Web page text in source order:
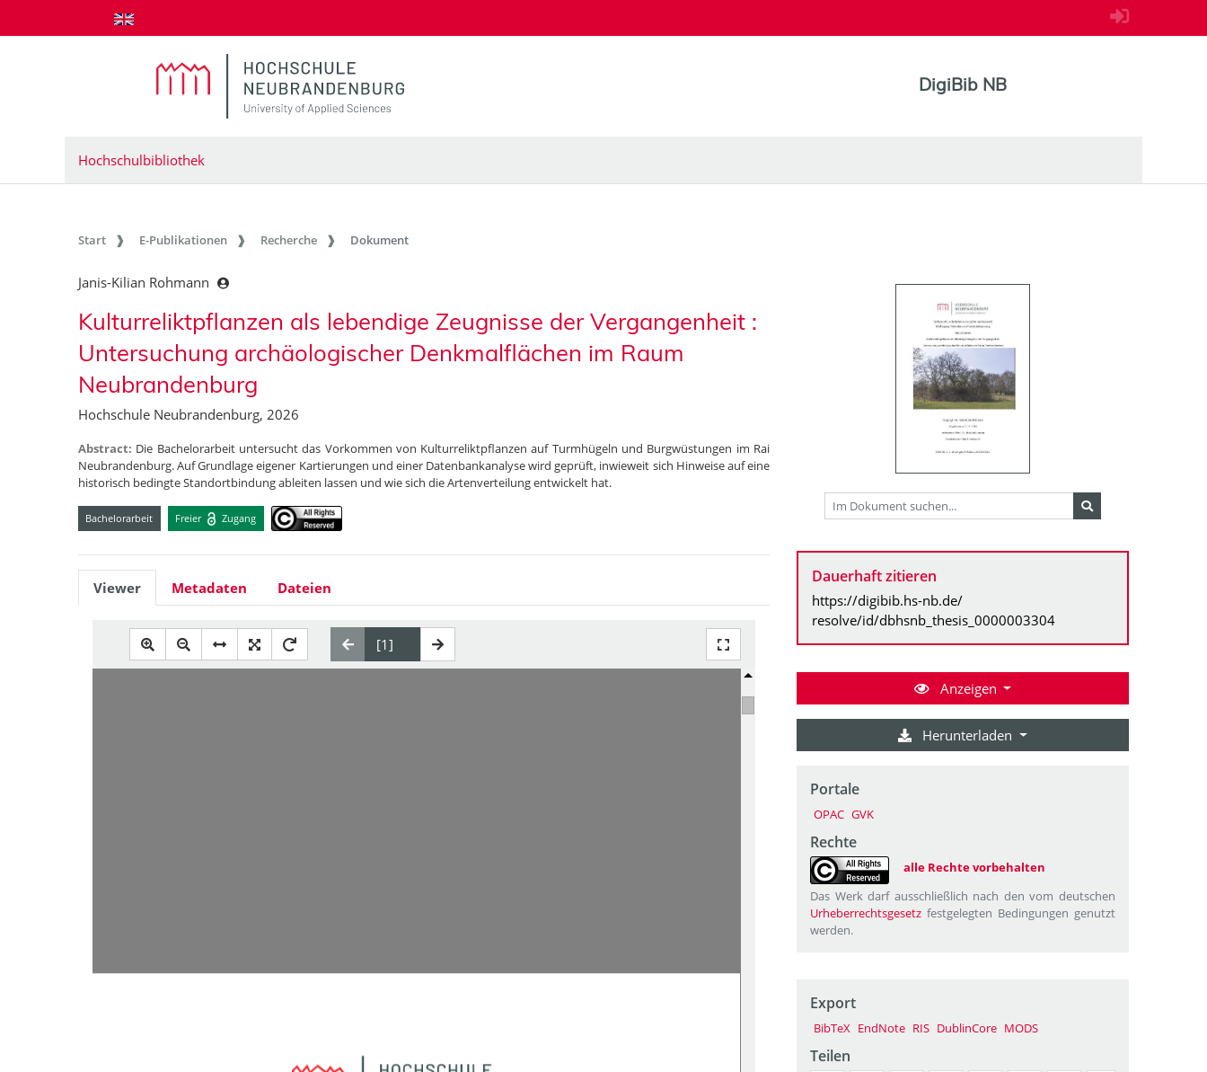
zum Inhalt springen
DigiBib NB
Hochschulbibliothek
Start E-Publikationen Recherche Dokument
Janis-Kilian Rohmann
Kulturreliktpflanzen als lebendige Zeugnisse der Vergangenheit :
Untersuchung archäologischer Denkmalflächen im Raum
Neubrandenburg
Hochschule Neubrandenburg, 2026
Abstract: Die Bachelorarbeit untersucht das Vorkommen von Kulturreliktpflanzen auf Turmhügeln und Burgwüstungen im Rai
Neubrandenburg. Auf Grundlage eigener Kartierungen und einer Datenbankanalyse wird geprüft, inwieweit sich Hinweise auf eine
historisch bedingte Standortbindung ableiten lassen und wie sich die Artenverteilung entwickelt hat.
Bachelorarbeit Freier Zugang
Viewer Metadaten Dateien
Dauerhaft zitieren
https://digibib.hs-nb.de/
resolve/id/dbhsnb_thesis_0000003304
Anzeigen
Herunterladen
Portale
OPAC GVK
Rechte
alle Rechte vorbehalten
Das Werk darf ausschließlich nach den vom deutschen
Urheberrechtsgesetz festgelegten Bedingungen genutzt
werden.
Export
BibTeX EndNote RIS DublinCore MODS
Teilen